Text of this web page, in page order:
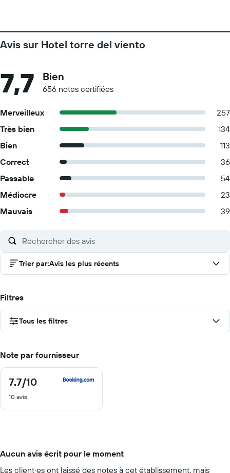
Avis sur Hotel torre del viento
7,7 Bien
656 notes certifiées
Merveilleux
257
Très bien
134
Bien
113
Correct
36
Passable
54
Médiocre
23
Mauvais
39
Trier par:Avis les plus récents
Filtres
Tous les filtres
Note par fournisseur
7.7/10
7.7
10
10 avis
Aucun avis écrit pour le moment
Les client·es ont laissé des notes à cet établissement, mais